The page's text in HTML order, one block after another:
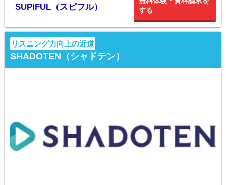
SUPIFUL（スピフル）
する
リスニング力向上の近道
SHADOTEN（シャドテン）